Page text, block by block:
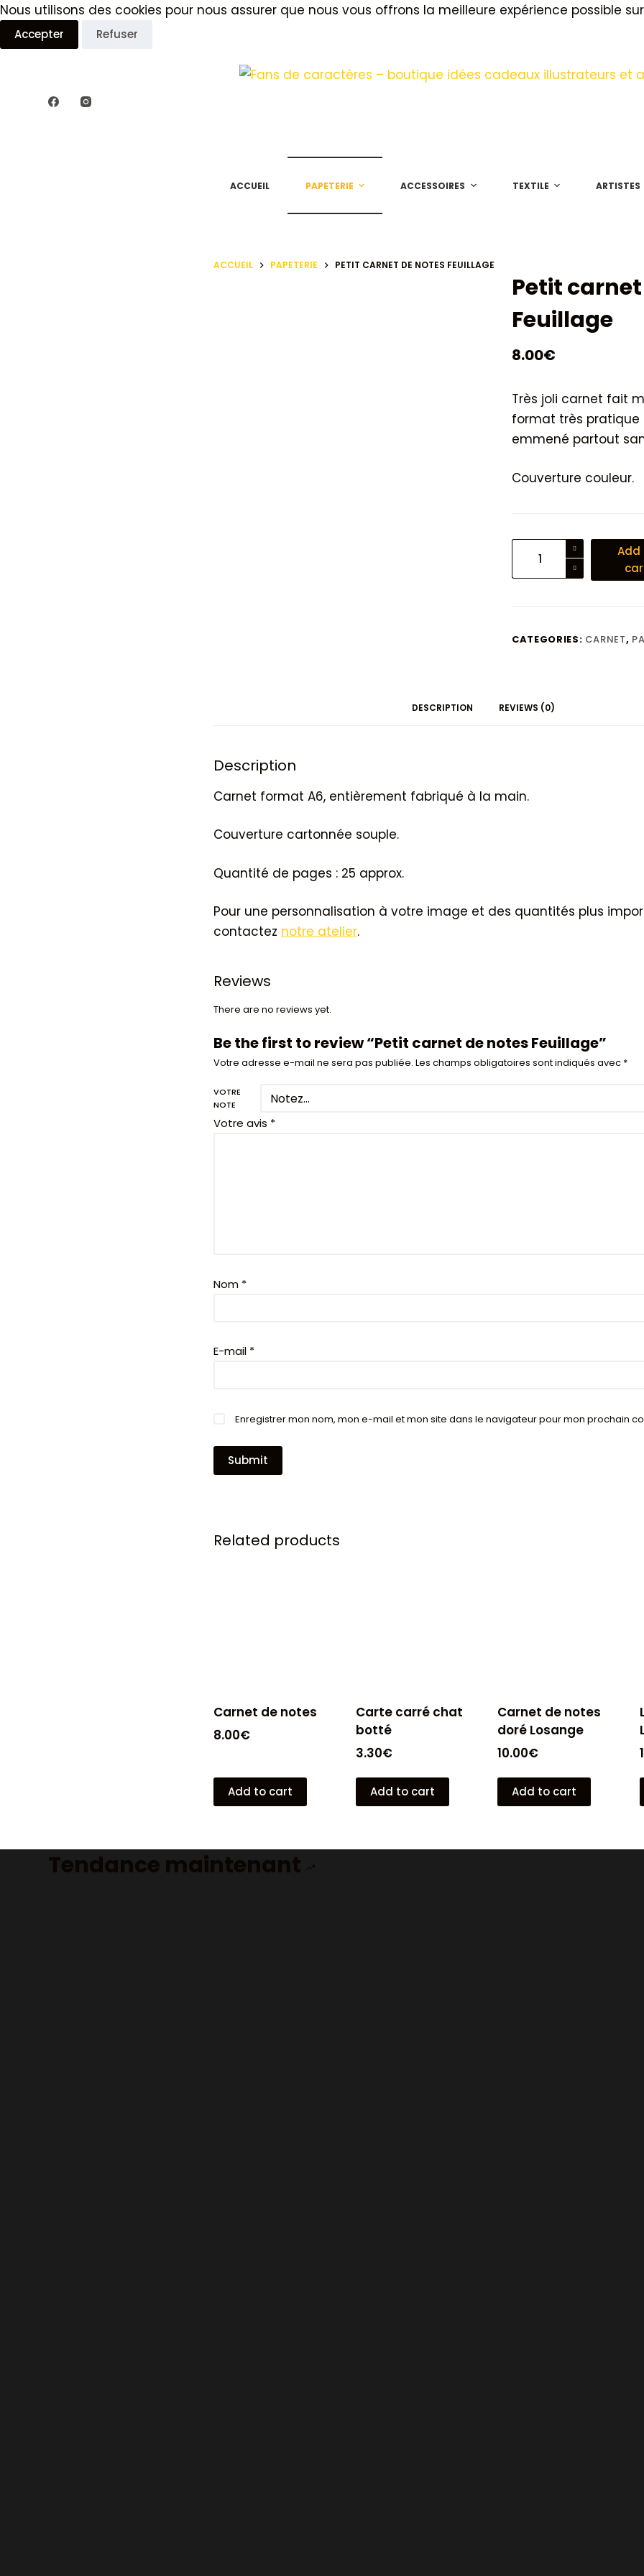
P
a
Nous utilisons des cookies pour nous assurer que nous vous offrons la meilleure expérience possible
Accepter Refuser
ACCUEIL PAPETERIE ACCESSOIRES TEXTILE ARTISTES
ACCUEIL PAPETERIE PETIT CARNET DE NOTES FEUILLAGE
Petit
Feuillage
8.00€
Très joli carnet fait
format très pratique
emmené partout
Couverture couleur.
Petit
carnet
de
quantity
Add
CATEGORIES: CARNET,
DESCRIPTION REVIEWS (0)
Description
Carnet format A6, entièrement fabriqué à la main.
Couverture cartonnée souple.
Quantité de pages : 25 approx.
Pour une personnalisation à votre image et des quantités plus
contactez notre atelier.
Reviews
There are no reviews yet.
Be the first to review “Petit carnet de notes Feuillage”
Votre adresse e-mail ne sera pas publiée. Les champs obligatoires sont indiqués avec *
VOTRE
NOTE
Votre avis *
Nom *
E-mail *
Enregistrer mon nom, mon e-mail et mon site dans le navigateur pour mon prochain
Submit
Related products
Carnet de notes
8.00€
Add to cart
Carte carré chat
botté
3.30€
Add to cart
Carnet de notes
doré Losange
10.00€
Add to cart
Tendance maintenant